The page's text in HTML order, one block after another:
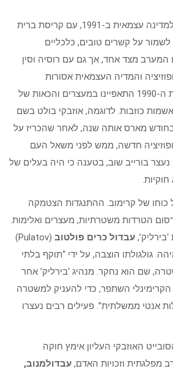
מאז שאוזבקיסטן הפכה למדינה עצמאית ב-1991, עם קריסת ברית
על קשרים טובים, כלכליים
המערב מצד אחד, אך גם עם רוסיה וסין
והמדיה העצמאית אסורות
באוזבקיסטן. תחילת שנות ה-1990 התאפיינו במעצרים והכאות של
כוזבות. לדוגמה, אוזבקי בולט בשם
מארס אותה שנה, לאחר שהכריז על
חדשה, ממש לפני משאל העם
בורייב שוב, בטענה כי היה בעלים של
כוחו של קרימוב. ההתנגדות הצטמקה
הטרדות משטרתיות, מעצרים ואלימות.
עבדול כרים פולטוב
(Pulatov)
גולגולתו הוצבה, על ידי “תוקף בלתי
שם הוא נחקר. מנהיג ‘בירליק’ אחר
השתפר, כדי להעניק למשטרה
אנטי ממשלתית”. פעילים רבים נעצרו
בו הסובייט האוזבקי העליון אימץ חוקה
מפלגתית וזכויות האדם, עבדולמנוב,